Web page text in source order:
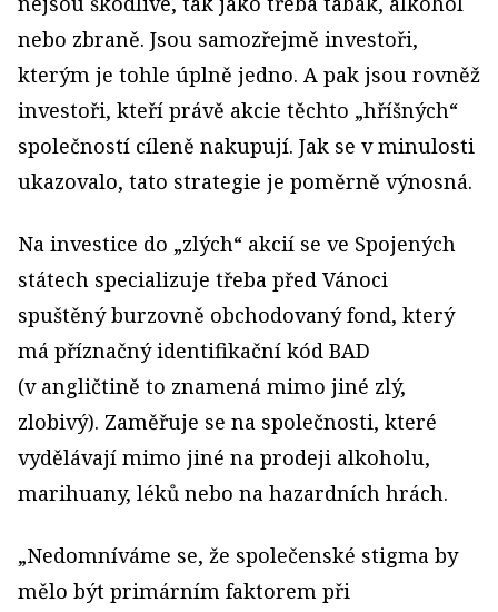
nebo zbraně. Jsou samozřejmě investoři,
kterým je tohle úplně jedno. A pak jsou rovněž
investoři, kteří právě akcie těchto „hříšných“
společností cíleně nakupují. Jak se v minulosti
ukazovalo, tato strategie je poměrně výnosná.
Na investice do „zlých“ akcií se ve Spojených
státech specializuje třeba před Vánoci
spuštěný burzovně obchodovaný fond, který
má příznačný identifikační kód BAD
(v angličtině to znamená mimo jiné zlý,
zlobivý). Zaměřuje se na společnosti, které
vydělávají mimo jiné na prodeji alkoholu,
marihuany, léků nebo na hazardních hrách.
„Nedomníváme se, že společenské stigma by
mělo být primárním faktorem při